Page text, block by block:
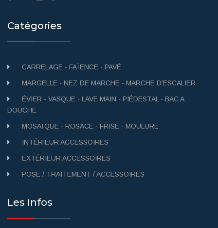
Catégories
CARRELAGE - FAÏENCE - PAVÉ
MARGELLE - NEZ DE MARCHE - MARCHE D'ESCALIER
ÉVIER - VASQUE - LAVE MAIN - PIÉDESTAL - BAC A
DOUCHE
MOSAÏQUE - ROSACE - FRISE - MOULURE
INTÉRIEUR ACCESSOIRES
EXTÉRIEUR ACCESSOIRES
POSE / TRAITEMENT / ACCESSOIRES
Les Infos